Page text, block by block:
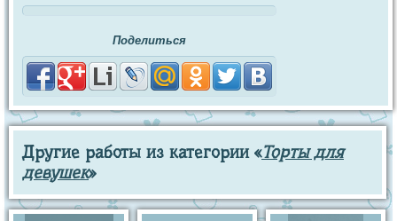
Поделиться
Другие работы из категории «Торты для
девушек»